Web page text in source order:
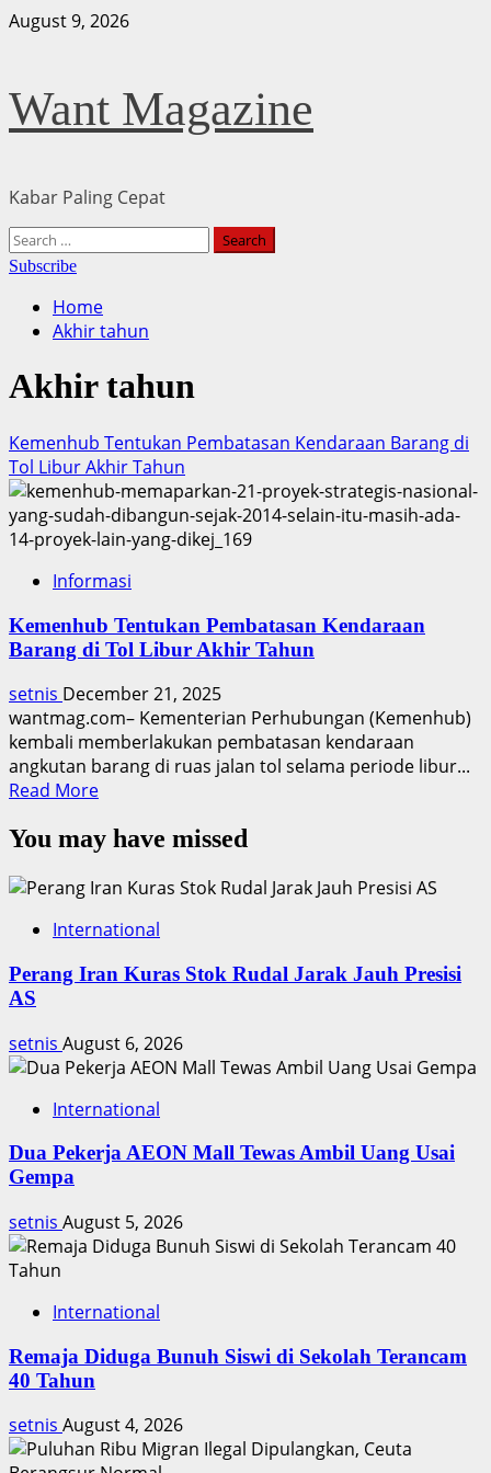
Skip
August 9, 2026
Want Magazine
Kabar Paling Cepat
Primary
Menu
Search
for:
Subscribe
Home
Akhir tahun
Akhir tahun
Kemenhub Tentukan Pembatasan Kendaraan Barang di
Tol Libur Akhir Tahun
Informasi
Kemenhub Tentukan Pembatasan Kendaraan
Barang di Tol Libur Akhir Tahun
setnis December 21, 2025
wantmag.com– Kementerian Perhubungan (Kemenhub)
kembali memberlakukan pembatasan kendaraan
angkutan barang di ruas jalan tol selama periode libur...
Read MoreRead
about
Tentukan
Kendaraan
di
Akhir
Tahun
You may have missed
International
Perang Iran Kuras Stok Rudal Jarak Jauh Presisi
AS
setnis August 6, 2026
International
Dua Pekerja AEON Mall Tewas Ambil Uang Usai
Gempa
setnis August 5, 2026
International
Remaja Diduga Bunuh Siswi di Sekolah Terancam
40 Tahun
setnis August 4, 2026